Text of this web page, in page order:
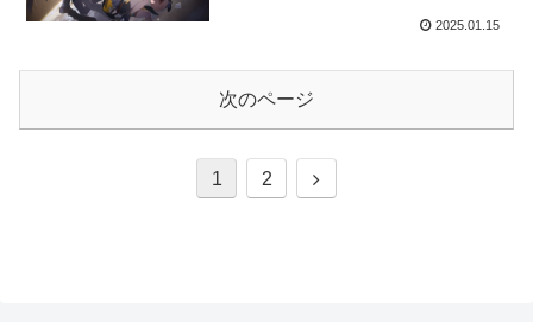
2025.01.15
次のページ
1 2
次